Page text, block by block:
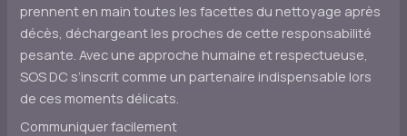
prennent en main toutes les facettes du nettoyage après
décès, déchargeant les proches de cette responsabilité
pesante. Avec une approche humaine et respectueuse,
SOS DC s’inscrit comme un partenaire indispensable lors
de ces moments délicats.
Communiquer facilement